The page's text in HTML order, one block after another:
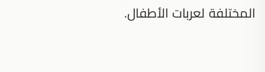
المختلفة لعربات الأطفال.